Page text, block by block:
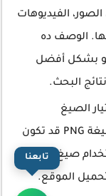
الفيديوهات
الوصف ده
بشكل أفضل
البحث.
الصيغ
المناسبة للصور والفيديوهات. صور بصيغة PNG قد تكون
صيغ مثل
تابعنا